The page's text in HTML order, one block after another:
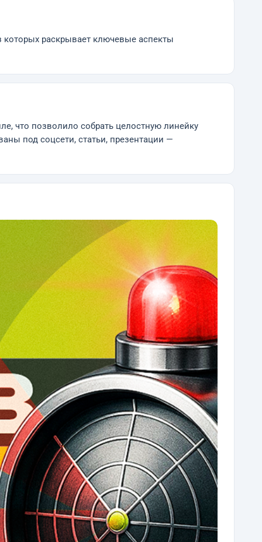
которых раскрывает ключевые аспекты
что позволило собрать целостную линейку
под соцсети, статьи, презентации —